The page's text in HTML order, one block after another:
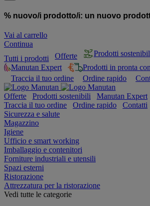
% nuovo/i prodotto/i: un nuovo
Vai al carrello
Continua
Tutti i prodotti
Offerte
Prodotti
Manutan Expert
Prodotti in pronta
Traccia il tuo ordine
Ordine rapido
Offerte Prodotti sostenibili
Manutan Expert
Traccia il tuo ordine
Ordine rapido
Contatti
Sicurezza e salute
Magazzino
Igiene
Ufficio e smart working
Imballaggio e contenitori
Forniture industriali e utensili
Spazi esterni
Ristorazione
Attrezzatura per la ristorazione
Vedi tutte le categorie